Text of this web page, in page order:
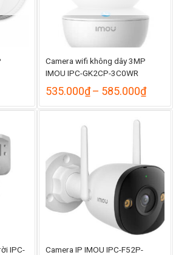
Camera wifi không dây 3MP
IMOU IPC-GK2CP-3C0WR
535.000₫– 585.000₫
từ
IPC-
Camera IP IMOU IPC-F52P-